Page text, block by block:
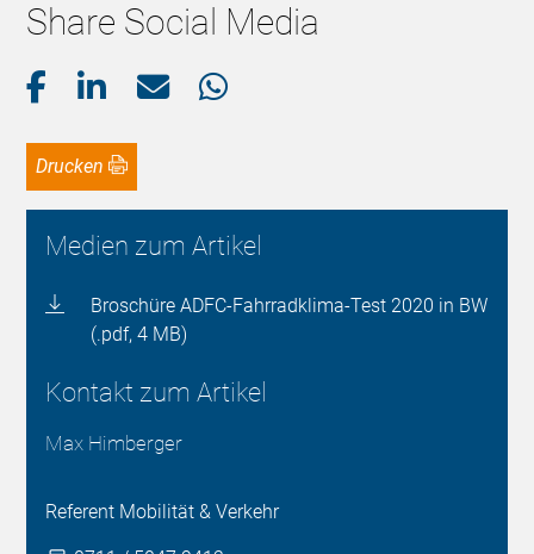
Share Social Media
Drucken
Medien zum Artikel
Broschüre ADFC-Fahrradklima-Test 2020 in BW
(.pdf, 4 MB)
Kontakt zum Artikel
Max Himberger
Referent Mobilität & Verkehr